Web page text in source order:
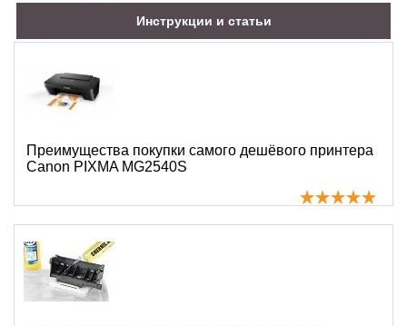
Инструкции и статьи
Преимущества покупки самого дешёвого принтера
Canon PIXMA MG2540S